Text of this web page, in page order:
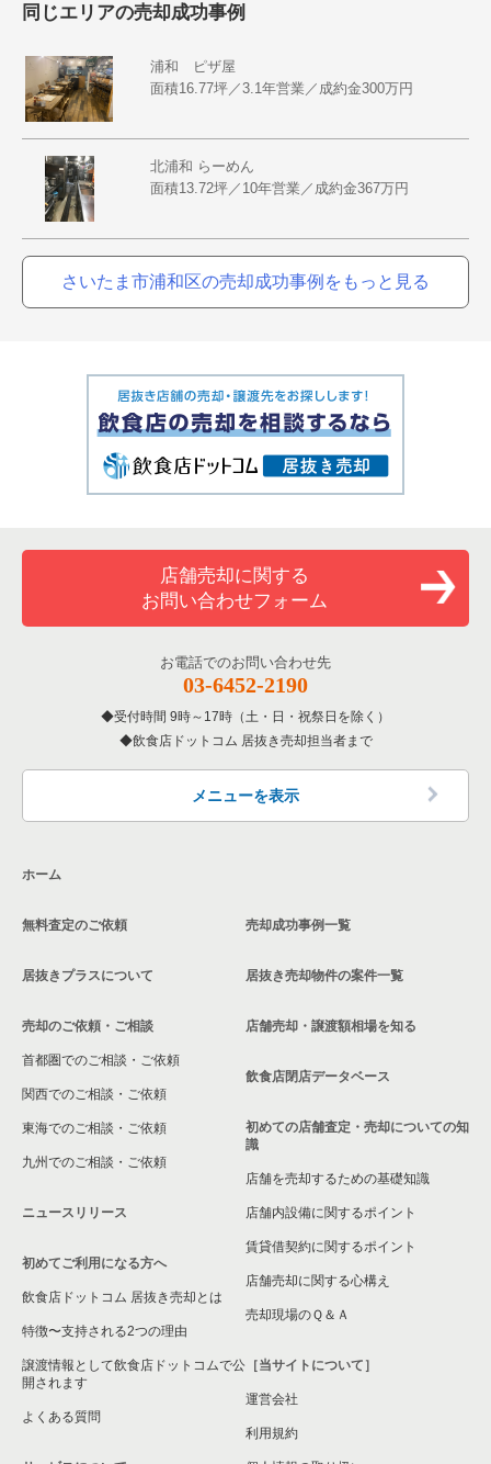
同じエリアの売却成功事例
浦和 ピザ屋
面積16.77坪／3.1年営業／成約金300万円
北浦和 らーめん
面積13.72坪／10年営業／成約金367万円
さいたま市浦和区の売却成功事例をもっと見る
店舗売却に関する
お問い合わせフォーム
お電話でのお問い合わせ先
03-6452-2190
受付時間 9時～17時（土・日・祝祭日を除く）
飲食店ドットコム 居抜き売却担当者まで
メニューを表示
ホーム
無料査定のご依頼
居抜きプラスについて
売却のご依頼・ご相談
首都圏でのご相談・ご依頼
関西でのご相談・ご依頼
東海でのご相談・ご依頼
九州でのご相談・ご依頼
ニュースリリース
初めてご利用になる方へ
飲食店ドットコム 居抜き売却とは
特徴〜支持される2つの理由
譲渡情報として飲食店ドットコムで公
開されます
よくある質問
売却成功事例一覧
居抜き売却物件の案件一覧
店舗売却・譲渡額相場を知る
飲食店閉店データベース
初めての店舗査定・売却についての知
識
店舗を売却するための基礎知識
店舗内設備に関するポイント
賃貸借契約に関するポイント
店舗売却に関する心構え
売却現場のＱ＆Ａ
［当サイトについて］
運営会社
利用規約